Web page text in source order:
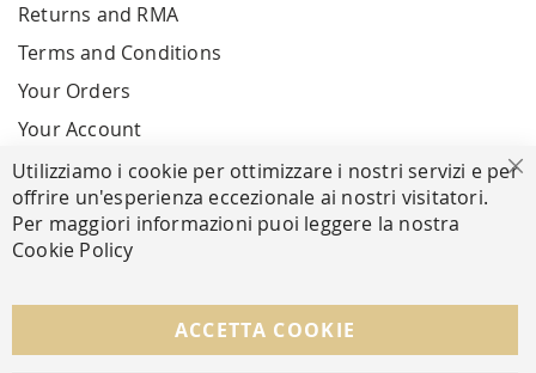
Returns and RMA
Terms and Conditions
Your Orders
Your Account
SECURE PAYMENTS
FOLLOW US ON SOCIAL MEDIA
Utilizziamo i cookie per ottimizzare i nostri servizi e per
offrire un'esperienza eccezionale ai nostri visitatori.
Per maggiori informazioni puoi leggere la nostra
Cookie Policy
ACCETTA COOKIE